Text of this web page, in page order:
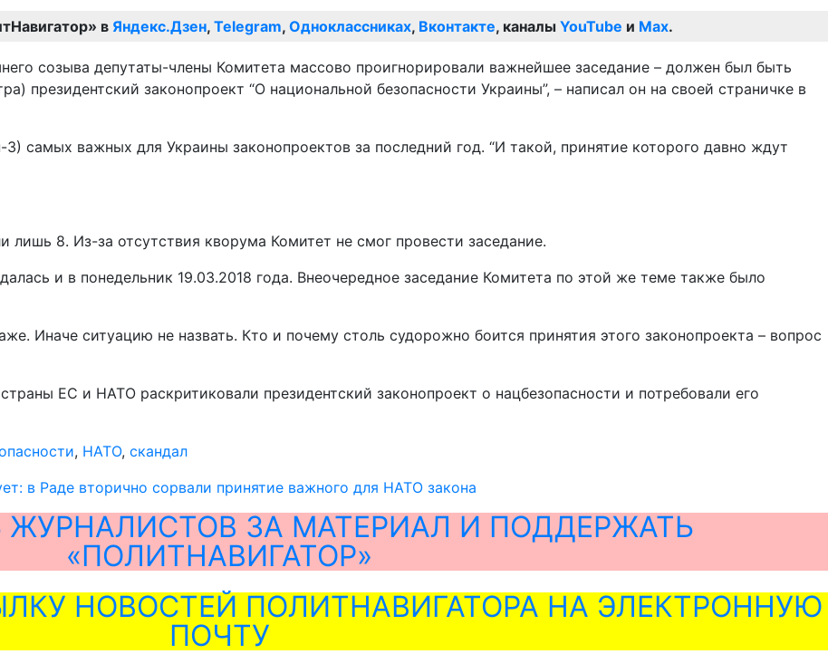
в Яндекс.Дзен, Telegram, Одноклассниках, Вконтакте, каналы YouTube и Max.
созыва депутаты-члены Комитета массово проигнорировали важнейшее заседание – должен был быть
президентский законопроект “О национальной безопасности Украины”, – написал он на своей страничке в
самых важных для Украины законопроектов за последний год. “И такой, принятие которого давно ждут
лишь 8. Из-за отсутствия кворума Комитет не смог провести заседание.
и в понедельник 19.03.2018 года. Внеочередное заседание Комитета по этой же теме также было
Иначе ситуацию не назвать. Кто и почему столь судорожно боится принятия этого законопроекта – вопрос
ЕС и НАТО раскритиковали президентский законопроект о нацбезопасности и потребовали его
, НАТО, скандал
в Раде вторично сорвали принятие важного для НАТО закона
ЖУРНАЛИСТОВ ЗА МАТЕРИАЛ И ПОДДЕРЖАТЬ
«ПОЛИТНАВИГАТОР»
НОВОСТЕЙ ПОЛИТНАВИГАТОРА НА ЭЛЕКТРОННУЮ
ПОЧТУ